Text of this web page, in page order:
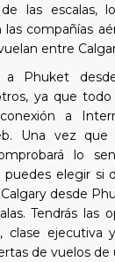
las escalas,
compañías
entre
a Phuket
ya que
a
Una vez que
lo
puedes elegir si
desde
Tendrás las
clase ejecutiva
de vuelos